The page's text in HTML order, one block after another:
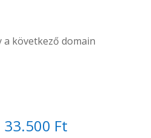
a következő domain
Ft